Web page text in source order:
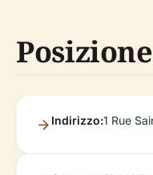
Indirizzo:1 Rue